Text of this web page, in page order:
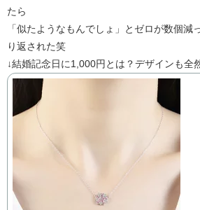
たら
「似たようなもんでしょ」とゼロが数個減
り返された笑
↓結婚記念日に1,000円とは？デザインも全